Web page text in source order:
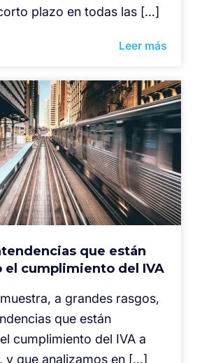
plazo en todas las […]
Leer más
que están
el cumplimiento del IVA
a grandes rasgos,
que están
cumplimiento del IVA a
y que analizamos en […]